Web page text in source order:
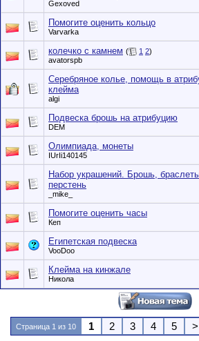
Gexoved
Помогите оценить кольцо
Varvarka
колечко с камнем ( 1 2)
avatorspb
Серебряное колье, помощь в
клейма
algi
Подвеска брошь на атрибуцию
DEM
Олимпиада, монеты
IUrIi140145
Набор украшений. Брошь,
перстень
_mike_
Помогите оценить часы
Кеп
Египетская подвеска
VooDoo
Клейма на кинжале
Никола
Страница 1 из 10 1 2 3 4 5 >